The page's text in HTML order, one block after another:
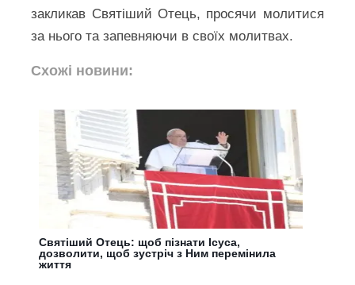
закликав Святіший Отець, просячи молитися
за нього та запевняючи в своїх молитвах.
Схожі новини:
Святіший Отець: щоб пізнати Ісуса,
дозволити, щоб зустріч з Ним перемінила
життя